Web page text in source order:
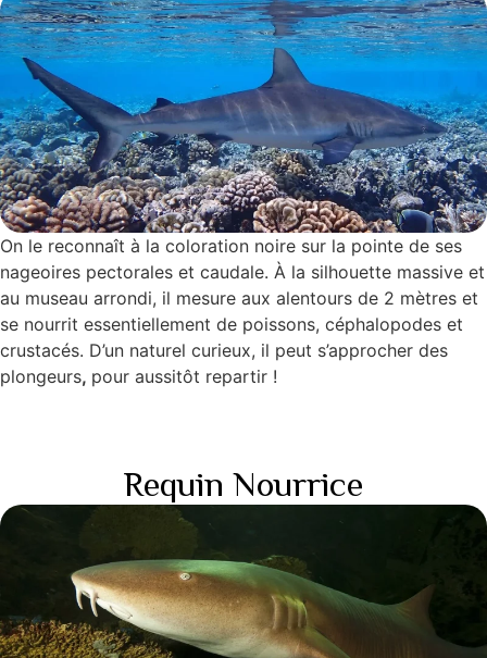
On le reconnaît à la coloration noire sur la pointe de ses
nageoires pectorales et caudale. À la silhouette massive et
au museau arrondi, il mesure aux alentours de 2 mètres et
se nourrit essentiellement de poissons, céphalopodes et
crustacés. D’un naturel curieux, il peut s’approcher des
plongeurs, pour aussitôt repartir !
Requin Nourrice